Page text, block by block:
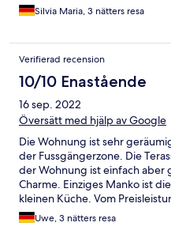
Silvia Maria, 3 nätters resa
Verifierad recension
10/10 Enastående
16 sep. 2022
Översätt med hjälp av Google
Die Wohnung ist sehr
der Fussgängerzone. Die
der Wohnung ist einfach
Charme. Einziges Manko ist
kleinen Küche. Vom
Uwe, 3 nätters resa